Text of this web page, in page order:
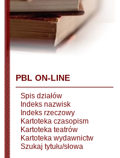
PBL ON-LINE
Spis działów
Indeks nazwisk
Indeks rzeczowy
Kartoteka czasopism
Kartoteka teatrów
Kartoteka wydawnictw
Szukaj tytułu/słowa